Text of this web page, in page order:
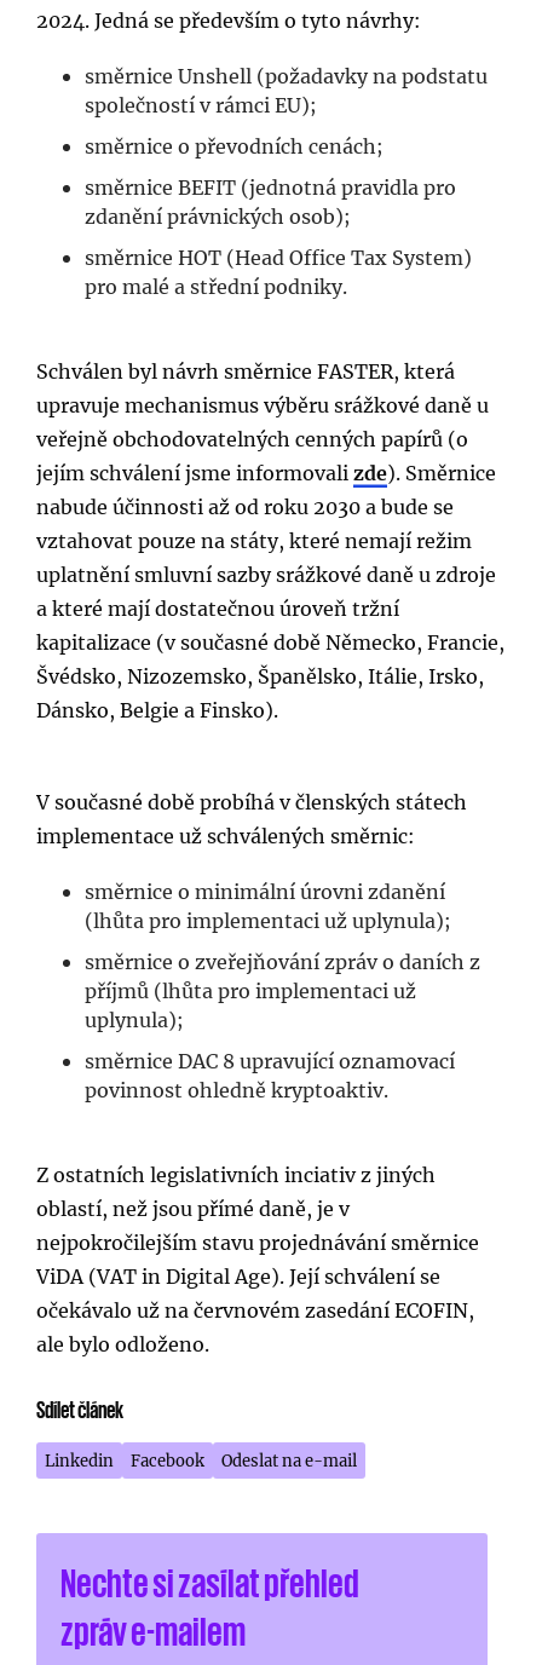
2024. Jedná se především o tyto návrhy:
směrnice Unshell (požadavky na podstatu
společností v rámci EU);
směrnice o převodních cenách;
směrnice BEFIT (jednotná pravidla pro
zdanění právnických osob);
směrnice HOT (Head Office Tax System)
pro malé a střední podniky.
Schválen byl návrh směrnice FASTER, která
upravuje mechanismus výběru srážkové daně u
veřejně obchodovatelných cenných papírů (o
jejím schválení jsme informovali zde). Směrnice
nabude účinnosti až od roku 2030 a bude se
vztahovat pouze na státy, které nemají režim
uplatnění smluvní sazby srážkové daně u zdroje
a které mají dostatečnou úroveň tržní
kapitalizace (v současné době Německo, Francie,
Švédsko, Nizozemsko, Španělsko, Itálie, Irsko,
Dánsko, Belgie a Finsko).
V současné době probíhá v členských státech
implementace už schválených směrnic:
směrnice o minimální úrovni zdanění
(lhůta pro implementaci už uplynula);
směrnice o zveřejňování zpráv o daních z
příjmů (lhůta pro implementaci už
uplynula);
směrnice DAC 8 upravující oznamovací
povinnost ohledně kryptoaktiv.
Z ostatních legislativních inciativ z jiných
oblastí, než jsou přímé daně, je v
nejpokročilejším stavu projednávání směrnice
ViDA (VAT in Digital Age). Její schválení se
očekávalo už na červnovém zasedání ECOFIN,
ale bylo odloženo.
Sdílet článek
Linkedin Facebook Odeslat na e-mail
Nechte si zasílat přehled
zpráv e-mailem